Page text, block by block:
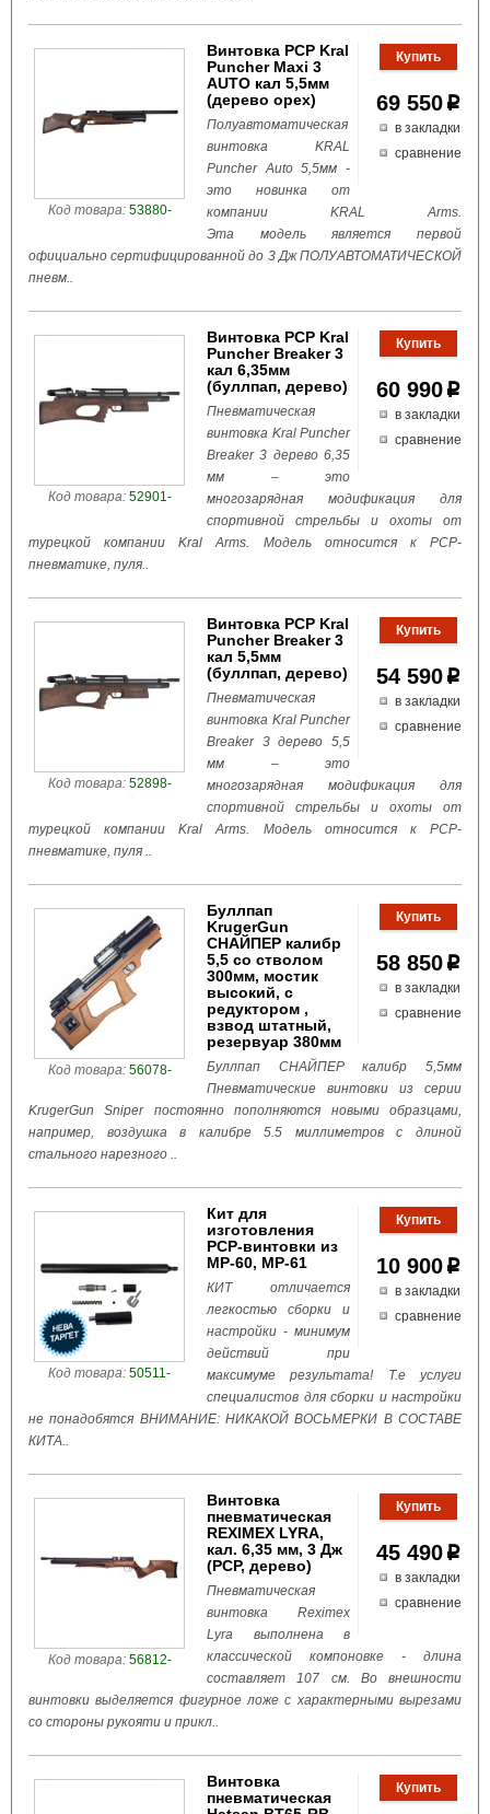
69 550 p
в закладки
сравнение
Код товара:53880-
Винтовка PCP Kral
Puncher Maxi 3
AUTO кал 5,5мм
(дерево орех)
Полуавтоматическая
винтовка KRAL
Puncher Auto 5,5мм -
это новинка от
компании KRAL Arms.
Эта модель является первой
официально сертифицированной до 3 Дж ПОЛУАВТОМАТИЧЕСКОЙ
пневм..
60 990 p
в закладки
сравнение
Код товара:52901-
Винтовка PCP Kral
Puncher Breaker 3
кал 6,35мм
(буллпап, дерево)
Пневматическая
винтовка Kral Puncher
Breaker 3 дерево 6,35
мм – это
многозарядная модификация для
спортивной стрельбы и охоты от
турецкой компании Kral Arms. Модель относится к РСР-
пневматике, пуля..
54 590 p
в закладки
сравнение
Код товара:52898-
Винтовка PCP Kral
Puncher Breaker 3
кал 5,5мм
(буллпап, дерево)
Пневматическая
винтовка Kral Puncher
Breaker 3 дерево 5,5
мм – это
многозарядная модификация для
спортивной стрельбы и охоты от
турецкой компании Kral Arms. Модель относится к РСР-
пневматике, пуля ..
58 850 p
в закладки
сравнение
Код товара:56078-
Буллпап
KrugerGun
СНАЙПЕР калибр
5,5 со стволом
300мм, мостик
высокий, с
редуктором ,
взвод штатный,
резервуар 380мм
Буллпап СНАЙПЕР калибр 5,5мм
Пневматические винтовки из серии
KrugerGun Sniper постоянно пополняются новыми образцами,
например, воздушка в калибре 5.5 миллиметров с длиной
стального нарезного ..
10 900 p
в закладки
сравнение
Код товара: 50511-
Кит для
изготовления
PCP-винтовки из
МР-60, МР-61
КИТ отличается
легкостью сборки и
настройки - минимум
действий при
максимуме результата! Т.е услуги
специалистов для сборки и настройки
не понадобятся ВНИМАНИЕ: НИКАКОЙ ВОСЬМЕРКИ В СОСТАВЕ
КИТА..
45 490 p
в закладки
сравнение
Код товара:56812-
Винтовка
пневматическая
REXIMEX LYRA,
кал. 6,35 мм, 3 Дж
(РСР, дерево)
Пневматическая
винтовка Reximex
Lyra выполнена в
классической компоновке - длина
составляет 107 см. Во внешности
винтовки выделяется фигурное ложе с характерными вырезами
со стороны рукояти и прикл..
Винтовка
пневматическая